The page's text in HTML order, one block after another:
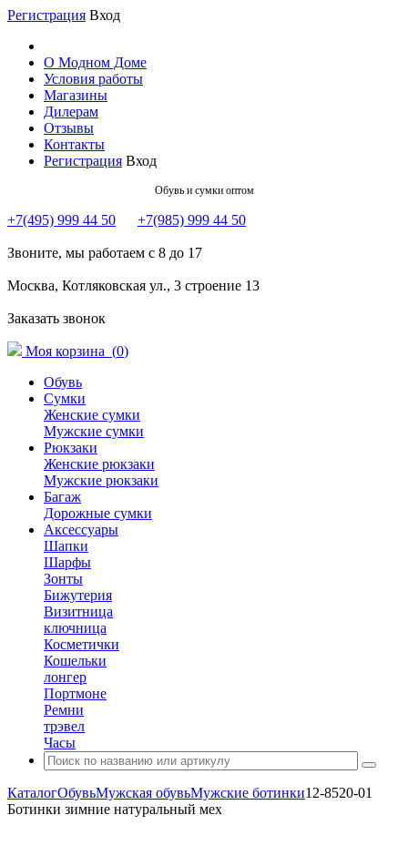
Регистрация Вход
О Модном Доме
Условия работы
Магазины
Дилерам
Отзывы
Контакты
Регистрация Вход
Обувь и сумки оптом
+7(495) 999 44 50 +7(985) 999 44 50
Звоните, мы работаем с 8 до 17
Москва, Котляковская ул., 3 строение 13
Заказать звонок
Моя корзина (0)
Обувь
Сумки
Женские сумки
Мужские сумки
Рюкзаки
Женские рюкзаки
Мужские рюкзаки
Багаж
Дорожные сумки
Аксессуары
Шапки
Шарфы
Зонты
Бижутерия
Визитница
ключница
Косметички
Кошельки
лонгер
Портмоне
Ремни
трэвел
Часы
КаталогОбувьМужская обувьМужские ботинки12-8520-01
Ботинки зимние натуральный мех